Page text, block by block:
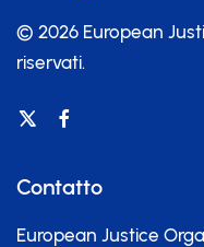
© 2026 European
riservati.
Contatto
European Justice